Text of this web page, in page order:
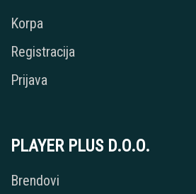
Korpa
Registracija
Prijava
PLAYER PLUS D.O.O.
Brendovi